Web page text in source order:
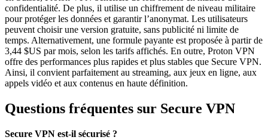
confidentialité. De plus, il utilise un chiffrement de niveau militaire
pour protéger les données et garantir l’anonymat. Les utilisateurs
peuvent choisir une version gratuite, sans publicité ni limite de
temps. Alternativement, une formule payante est proposée à partir de
3,44 $US par mois, selon les tarifs affichés. En outre, Proton VPN
offre des performances plus rapides et plus stables que Secure VPN.
Ainsi, il convient parfaitement au streaming, aux jeux en ligne, aux
appels vidéo et aux contenus en haute définition.
Questions fréquentes sur Secure VPN
Secure VPN est-il sécurisé ?